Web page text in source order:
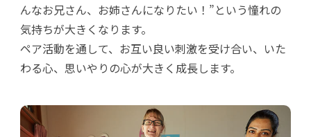
んなお兄さん、お姉さんになりたい！”という憧れの
気持ちが大きくなります。
ペア活動を通して、お互い良い刺激を受け合い、いた
わる心、思いやりの心が大きく成長します。